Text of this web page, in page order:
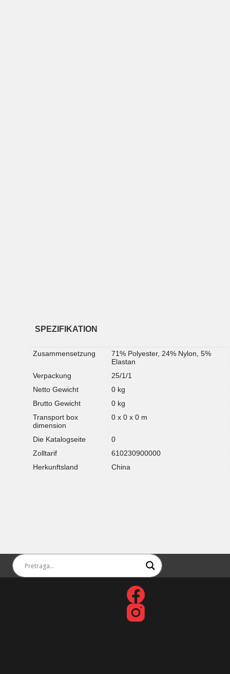
SPEZIFIKATION
Zusammensetzung
71% Polyester, 24% Nylon, 5%
Elastan
Verpackung
25/1/1
Netto Gewicht
0 kg
Brutto Gewicht
0 kg
Transport box
dimension
0 x 0 x 0 m
Die Katalogseite
0
Zolltarif
610230900000
Herkunftsland
China